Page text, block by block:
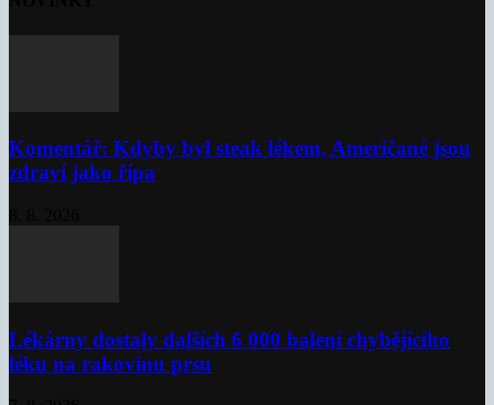
Komentář: Kdyby byl steak lékem, Američané jsou
zdraví jako řípa
Lékárny dostaly dalších 6 000 balení chybějícího
léku na rakovinu prsu